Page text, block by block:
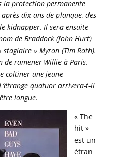
la protection permanente
dix ans de planque, des
kidnapper. Il sera ensuite
de Braddock (John Hurt)
stagiaire » Myron (Tim Roth).
de ramener Willie à Paris.
coltiner une jeune
quatuor arrivera-t-il
longue.
« The
hit »
est un
étran